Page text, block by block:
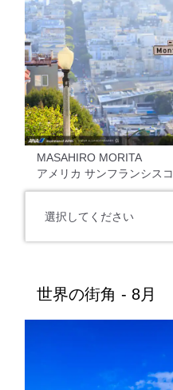
MASAHIRO MORITA
アメリカ サンフランシスコ
選択してください
世界の街角 - 8月